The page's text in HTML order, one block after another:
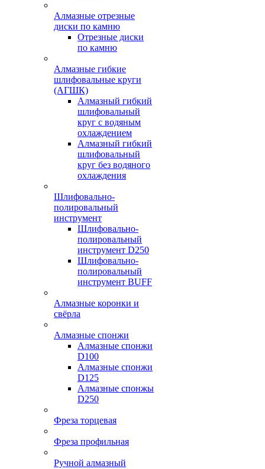
Алмазные отрезные
диски по камню
Отрезные диски
по камню
Алмазные гибкие
шлифовальные круги
(АГШК)
Алмазный гибкий
шлифовальный
круг с водяным
охлаждением
Алмазный гибкий
шлифовальный
круг без водяного
охлаждения
Шлифовально-
полировальный
инструмент
Шлифовально-
полировальный
инструмент D250
Шлифовально-
полировальный
инструмент BUFF
Алмазные коронки и
свёрла
Алмазные спонжи
Алмазные спонжи
D100
Алмазные спонжи
D125
Алмазные спонжы
D250
Фреза торцевая
Фреза профильная
Ручной алмазный